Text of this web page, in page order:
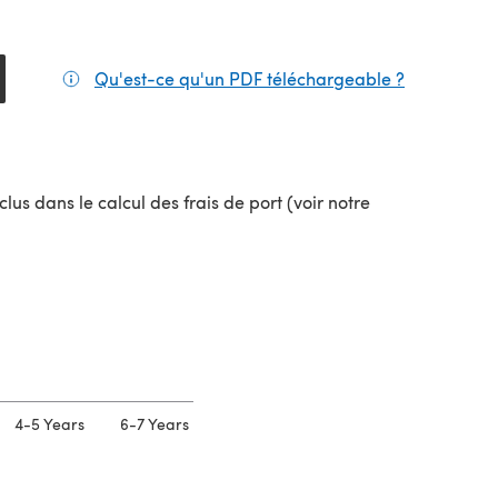
Qu'est-ce qu'un PDF téléchargeable ?
dans le calcul des frais de port (voir notre
onglet)
4-5 Years 6-7 Years